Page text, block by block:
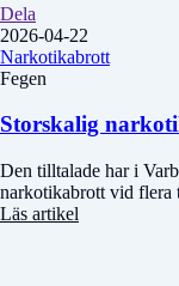
Dela
2026-04-22
Narkotikabrott
Fegen
Storskalig
Den tilltalade har i
narkotikabrott vid flera
Läs artikel